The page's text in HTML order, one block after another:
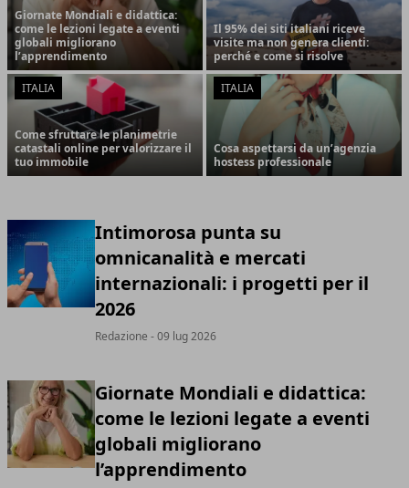
Giornate Mondiali e didattica:
come le lezioni legate a eventi
globali migliorano
l’apprendimento
Il 95% dei siti italiani riceve
visite ma non genera clienti:
perché e come si risolve
ITALIA
Come sfruttare le planimetrie
catastali online per valorizzare il
tuo immobile
ITALIA
Cosa aspettarsi da un’agenzia
hostess professionale
Intimorosa punta su
omnicanalità e mercati
internazionali: i progetti per il
2026
Redazione - 09 lug 2026
Giornate Mondiali e didattica:
come le lezioni legate a eventi
globali migliorano
l’apprendimento